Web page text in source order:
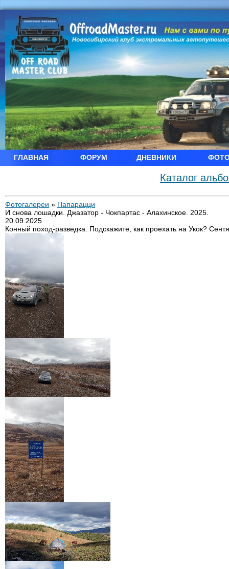
ГЛАВНАЯ ФОРУМ ДНЕВНИКИ
Каталог
Фотогалереи » Папарацци
И снова лошадки. Джазатор - Чокпартас - Алахинское. 2025.
20.09.2025
Конный поход-разведка. Подскажите, как проехать на Укок?